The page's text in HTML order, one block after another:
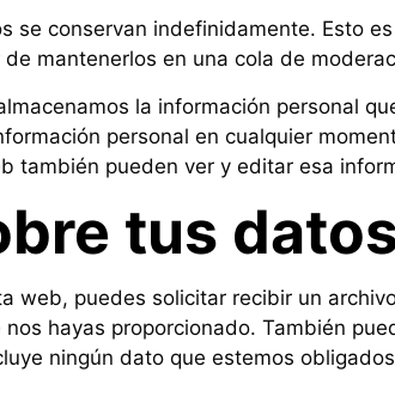
se conservan indefinidamente. Esto
mantenerlos en una cola de
la información personal
personal en cualquier
también pueden ver y editar esa
tus
web, puedes solicitar recibir un
hayas proporcionado. También
ningún dato que estemos